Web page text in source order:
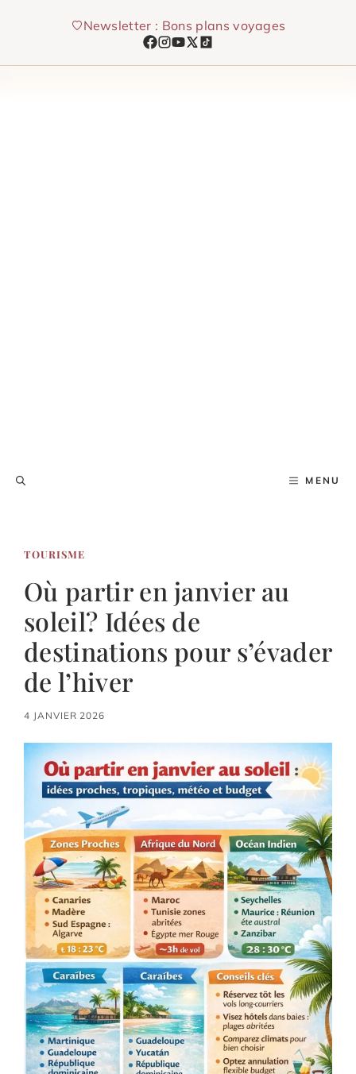
Newsletter : Bons plans voyages
MENU
TOURISME
Où partir en janvier au
soleil? Idées de
destinations pour s’évader
de l’hiver
4 JANVIER 2026